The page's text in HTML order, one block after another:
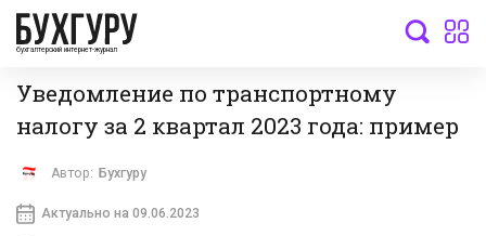
бухгалтерский интернет-журнал
Уведомление по транспортному
налогу за 2 квартал 2023 года: пример
Автор: Бухгуру
Актуально на 09.06.2023